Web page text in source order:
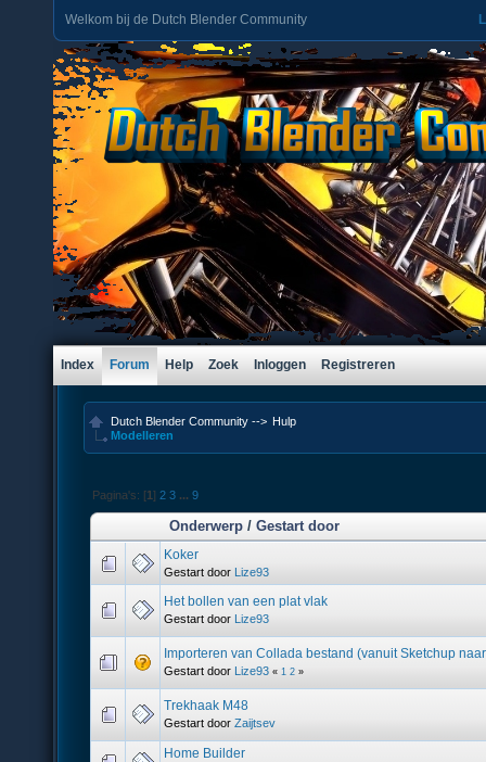
Welkom bij de Dutch Blender Community
Index Forum Help Zoek Inloggen Registreren
Dutch Blender Community --> Hulp
Modelleren
Pagina's: [1]2 3 ...9
Onderwerp /Gestart door
Koker
Gestart door Lize93
Het bollen van een plat vlak
Gestart door Lize93
Importeren van Collada bestand (vanuit Sketchup
Gestart door Lize93 « 1 2 »
Trekhaak M48
Gestart door Zaijtsev
Home Builder